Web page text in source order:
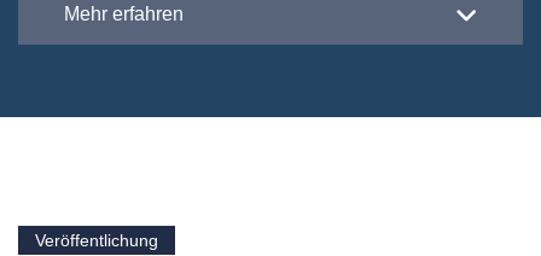
Mehr erfahren
Veröffentlichung